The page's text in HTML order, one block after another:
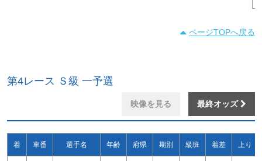
ページTOPへ戻る
第4レース Ｓ級 一予選
映像を見る 最終オッズ
着 車番 選手名 年齢 府県 期別 級班 着差 上り